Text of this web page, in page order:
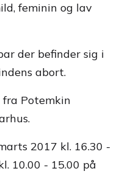
feminin og lav
der befinder sig i
abort.
Potemkin
2017 kl. 16.30 -
10.00 - 15.00 på